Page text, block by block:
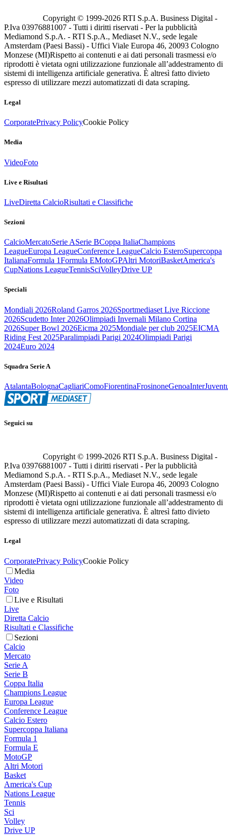
Copyright © 1999-2026 RTI S.p.A. Business Digital -
P.Iva 03976881007 - Tutti i diritti riservati - Per la pubblicità
Mediamond S.p.A. - RTI S.p.A., Mediaset N.V., sede legale
Amsterdam (Paesi Bassi) - Uffici Viale Europa 46, 20093 Cologno
Monzese (MI)Rispetto ai contenuti e ai dati personali trasmessi e/o
riprodotti è vietata ogni utilizzazione funzionale all’addestramento di
sistemi di intelligenza artificiale generativa. È altresì fatto divieto
espresso di utilizzare mezzi automatizzati di data scraping.
Legal
CorporatePrivacy PolicyCookie Policy
Media
VideoFoto
Live e Risultati
LiveDiretta CalcioRisultati e Classifiche
Sezioni
CalcioMercatoSerie ASerie BCoppa ItaliaChampions
LeagueEuropa LeagueConference LeagueCalcio EsteroSupercoppa
ItalianaFormula 1Formula EMotoGPAltri MotoriBasketAmerica's
CupNations LeagueTennisSciVolleyDrive UP
Speciali
Mondiali 2026Roland Garros 2026Sportmediaset Live Riccione
2026Scudetto Inter 2026Olimpiadi Invernali Milano Cortina
2026Super Bowl 2026Eicma 2025Mondiale per club 2025EICMA
Riding Fest 2025Paralimpiadi Parigi 2024Olimpiadi Parigi
2024Euro 2024
Squadra Serie A
AtalantaBolognaCagliariComoFiorentinaFrosinoneGenoaInter
Seguici su
Copyright © 1999-2026 RTI S.p.A. Business Digital -
P.Iva 03976881007 - Tutti i diritti riservati - Per la pubblicità
Mediamond S.p.A. - RTI S.p.A., Mediaset N.V., sede legale
Amsterdam (Paesi Bassi) - Uffici Viale Europa 46, 20093 Cologno
Monzese (MI)Rispetto ai contenuti e ai dati personali trasmessi e/o
riprodotti è vietata ogni utilizzazione funzionale all’addestramento di
sistemi di intelligenza artificiale generativa. È altresì fatto divieto
espresso di utilizzare mezzi automatizzati di data scraping.
Legal
CorporatePrivacy PolicyCookie Policy
Media
Video
Foto
Live e Risultati
Live
Diretta Calcio
Risultati e Classifiche
Sezioni
Calcio
Mercato
Serie A
Serie B
Coppa Italia
Champions League
Europa League
Conference League
Calcio Estero
Supercoppa Italiana
Formula 1
Formula E
MotoGP
Altri Motori
Basket
America's Cup
Nations League
Tennis
Sci
Volley
Drive UP